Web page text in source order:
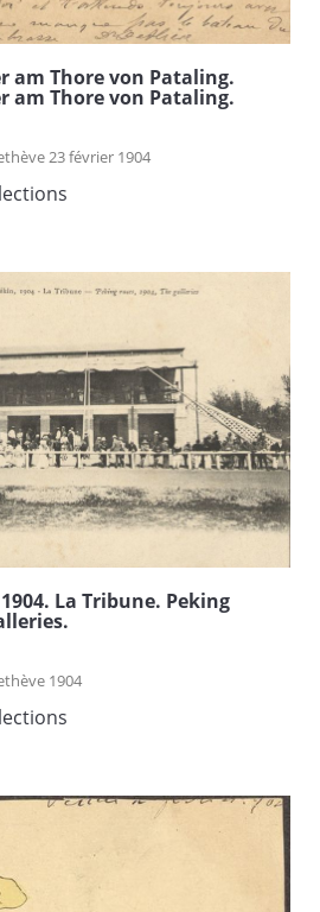
am Thore von Pataling.
am Thore von Pataling.
23 février 1904
La Tribune. Peking
1904